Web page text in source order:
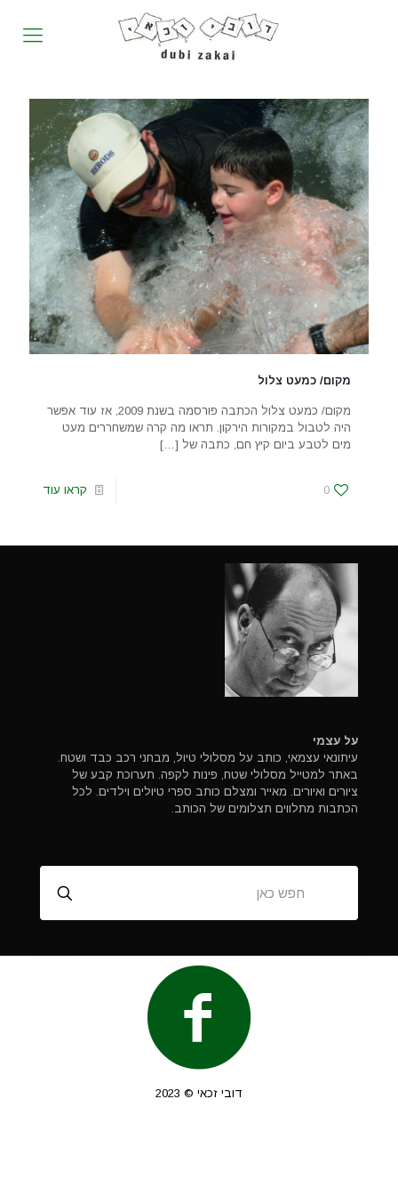
מקום/ כמעט צלול
מקום/ כמעט צלול הכתבה פורסמה בשנת 2009, אז עוד אפשר
היה לטבול במקורות הירקון. תראו מה קרה שמשחררים מעט
מים לטבע ביום קיץ חם, כתבה של […]
0 קראו עוד
על עצמי
עיתונאי עצמאי, כותב על מסלולי טיול, מבחני רכב כבד ושטח.
באתר למטייל מסלולי שטח, פינות לקפה. תערוכת קבע של
ציורים ואיורים. מאייר ומצלם כותב ספרי טיולים וילדים. לכל
הכתבות מתלווים תצלומים של הכותב.
דובי זכאי © 2023